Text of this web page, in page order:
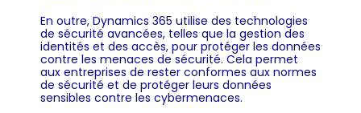
En outre, Dynamics 365 utilise des technologies
de sécurité avancées, telles que la gestion des
identités et des accès, pour protéger les données
contre les menaces de sécurité. Cela permet
aux entreprises de rester conformes aux normes
de sécurité et de protéger leurs données
sensibles contre les cybermenaces.